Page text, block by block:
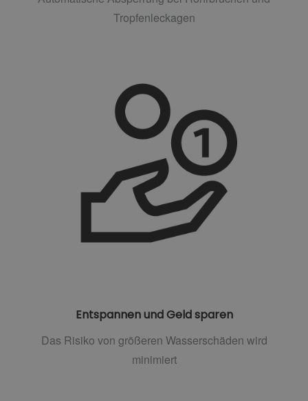
Tropfenleckagen
Entspannen und Geld sparen
Das Risiko von größeren Wasserschäden wird
minimiert